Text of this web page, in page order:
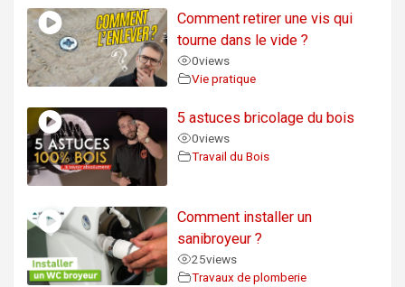
Comment retirer une vis qui
tourne dans le vide ?
0views
Vie pratique
5 astuces bricolage du bois
0views
Travail du Bois
Comment installer un
sanibroyeur ?
25views
Travaux de plomberie